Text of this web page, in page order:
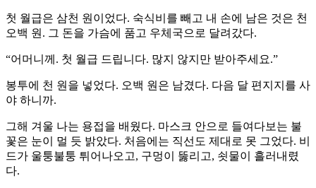
첫 월급은 삼천 원이었다. 숙식비를 빼고 내 손에 남은 것은 천
오백 원. 그 돈을 가슴에 품고 우체국으로 달려갔다.
“어머니께. 첫 월급 드립니다. 많지 않지만 받아주세요.”
봉투에 천 원을 넣었다. 오백 원은 남겼다. 다음 달 편지지를 사
야 하니까.
그해 겨울 나는 용접을 배웠다. 마스크 안으로 들여다보는 불
꽃은 눈이 멀 듯 밝았다. 처음에는 직선도 제대로 못 그었다. 비
드가 울퉁불퉁 튀어나오고, 구멍이 뚫리고, 쇳물이 흘러내렸
다.